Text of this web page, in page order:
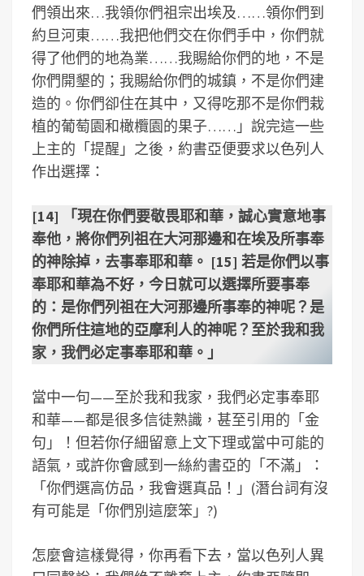
們領出來…我領你們祖宗出埃及……領你們到
約旦河東……我把他們交在你們手中，你們就
得了他們的地為業……我賜給你們的地，不是
你們開墾的；我賜給你們的城鎮，不是你們建
造的。你們卻住在其中，又得吃那不是你們栽
植的葡萄園和橄欖園的果子……」說完這一些
上主的「提醒」之後，約書亞便要求以色列人
作出選擇：
[14] 「現在你們要敬畏耶和華，誠心實意地事
奉他，將你們列祖在大河那邊和在埃及所事奉
的神除掉，去事奉耶和華。 [15] 若是你們以事
奉耶和華為不好，今日就可以選擇所要事奉
的：是你們列祖在大河那邊所事奉的神呢？是
你們所住這地的亞摩利人的神呢？至於我和我
家，我們必定事奉耶和華。」
當中一句——至於我和我家，我們必定事奉耶
和華——都是很多信徒熟識，甚至引用的「金
句」！但若你仔細留意上文下理或當中可能的
語氣，或許你會感到一絲約書亞的「不滿」：
「你們選高仿品，我會選真品！」(潛台詞有沒
有可能是「你們別這麼笨」?)
怎麼會這樣覺得，你再看下去，當以色列人異